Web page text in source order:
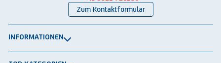
Zum Kontaktformular
INFORMATIONEN